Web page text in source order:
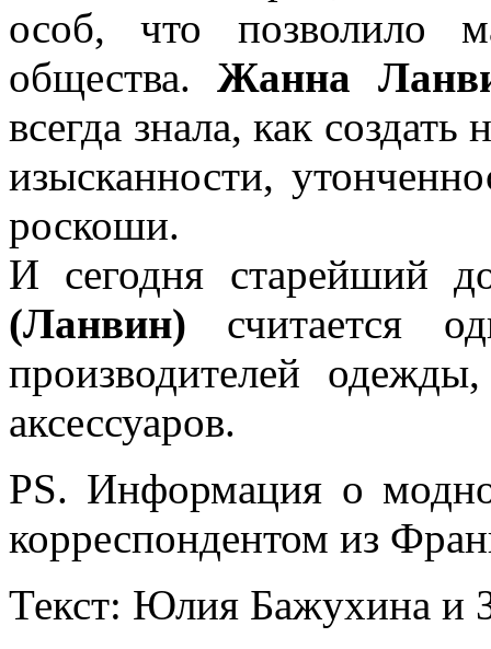
особ, что позволило
общества.Жанна
всегда знала, как
изысканности,
роскоши.
И сегодня старейший
(Ланвин) считается
производителей
аксессуаров.
PS. Информация о
корреспондентом из
Текст: Юлия Бажухина и